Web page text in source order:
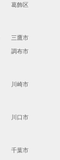
葛飾区
三鷹市
調布市
川崎市
川口市
千葉市